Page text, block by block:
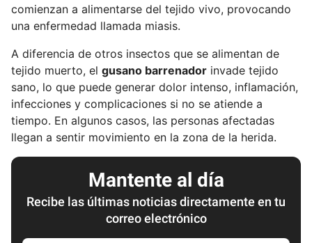
comienzan a alimentarse del tejido vivo, provocando
una enfermedad llamada miasis.
A diferencia de otros insectos que se alimentan de
tejido muerto, el gusano barrenador invade tejido
sano, lo que puede generar dolor intenso, inflamación,
infecciones y complicaciones si no se atiende a
tiempo. En algunos casos, las personas afectadas
llegan a sentir movimiento en la zona de la herida.
Mantente al día
Recibe las últimas noticias directamente en tu
correo electrónico